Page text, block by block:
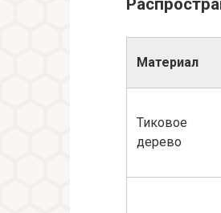
Материал
Тиковое
дерево